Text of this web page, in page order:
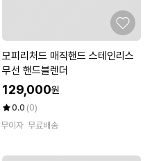
모피리처드 매직핸드 스테인리스
무선 핸드블렌더
129,000원
0.0 (0)
무이자 무료배송